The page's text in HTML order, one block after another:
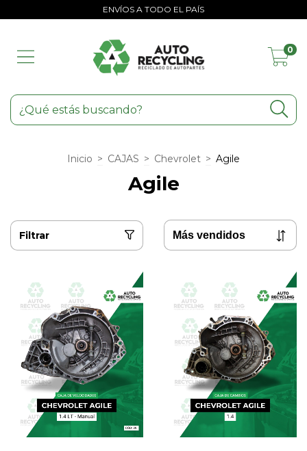
ENVÍOS A TODO EL PAÍS
0
Inicio > CAJAS > Chevrolet > Agile
Agile
Filtrar